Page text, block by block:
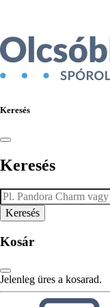
Keresés
Keresés
Kosár
Jelenleg üres a kosarad.